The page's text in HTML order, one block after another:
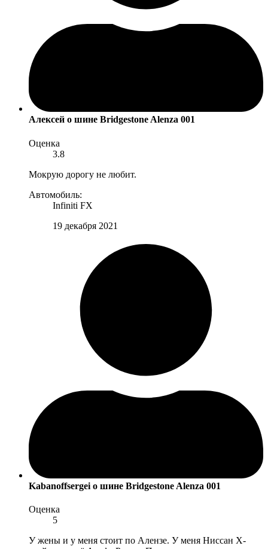
Алексей о шине Bridgestone Alenza 001
Оценка
3.8
Мокрую дорогу не любит.
Автомобиль:
Infiniti FX
19 декабря 2021
Kabanoffsergei о шине Bridgestone Alenza 001
Оценка
5
У жены и у меня стоит по Алензе. У меня Ниссан Х-